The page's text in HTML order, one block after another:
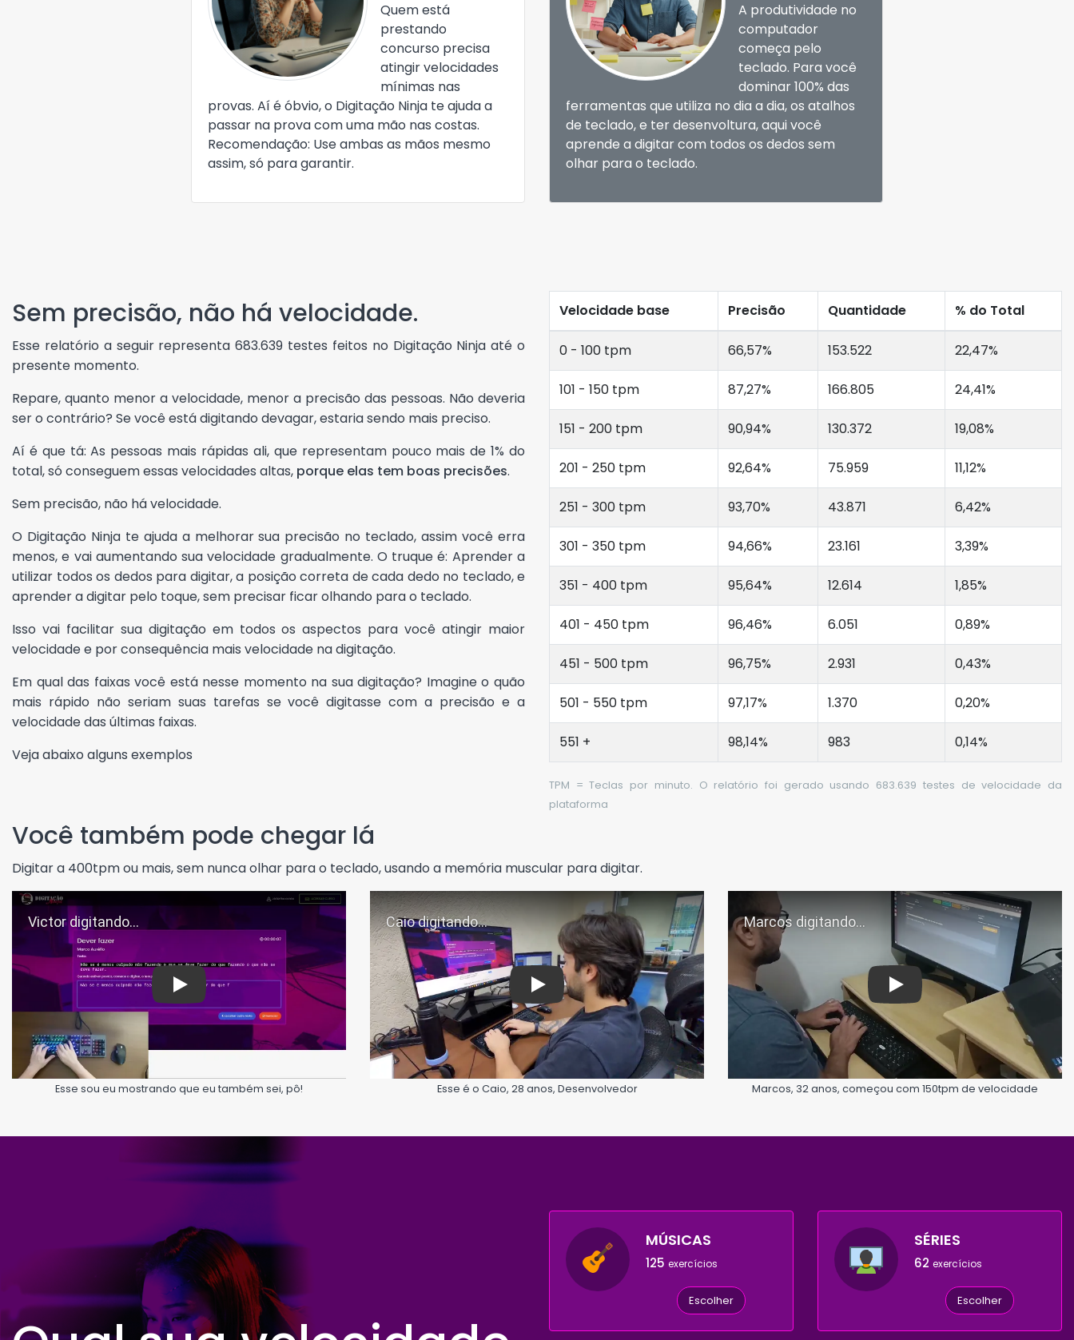
Quem está
prestando
concurso precisa
atingir velocidades
mínimas nas
provas. Aí é óbvio, o Digitação Ninja te ajuda a
passar na prova com uma mão nas costas.
Recomendação: Use ambas as mãos mesmo
assim, só para garantir.
A produtividade no
computador
começa pelo
teclado. Para você
dominar 100% das
ferramentas que utiliza no dia a dia, os atalhos
de teclado, e ter desenvoltura, aqui você
aprende a digitar com todos os dedos sem
olhar para o teclado.
Sem precisão, não há velocidade.
Esse relatório a seguir representa 683.639 testes feitos no Digitação Ninja até o
presente momento.
Repare, quanto menor a velocidade, menor a precisão das pessoas. Não deveria
ser o contrário? Se você está digitando devagar, estaria sendo mais preciso.
Aí é que tá: As pessoas mais rápidas ali, que representam pouco mais de 1% do
total, só conseguem essas velocidades altas, porque elas tem boas precisões.
Sem precisão, não há velocidade.
O Digitação Ninja te ajuda a melhorar sua precisão no teclado, assim você erra
menos, e vai aumentando sua velocidade gradualmente. O truque é: Aprender a
utilizar todos os dedos para digitar, a posição correta de cada dedo no teclado, e
aprender a digitar pelo toque, sem precisar ficar olhando para o teclado.
Isso vai facilitar sua digitação em todos os aspectos para você atingir maior
velocidade e por consequência mais velocidade na digitação.
Em qual das faixas você está nesse momento na sua digitação? Imagine o quão
mais rápido não seriam suas tarefas se você digitasse com a precisão e a
velocidade das últimas faixas.
Veja abaixo alguns exemplos
Velocidade base Precisão Quantidade % do Total
0 - 100 tpm 66,57% 153.522 22,47%
101 - 150 tpm 87,27% 166.805 24,41%
151 - 200 tpm 90,94% 130.372 19,08%
201 - 250 tpm 92,64% 75.959 11,12%
251 - 300 tpm 93,70% 43.871 6,42%
301 - 350 tpm 94,66% 23.161 3,39%
351 - 400 tpm 95,64% 12.614 1,85%
401 - 450 tpm 96,46% 6.051 0,89%
451 - 500 tpm 96,75% 2.931 0,43%
501 - 550 tpm 97,17% 1.370 0,20%
551 + 98,14% 983 0,14%
TPM = Teclas por minuto. O relatório foi gerado usando 683.639 testes de velocidade da
plataforma
Você também pode chegar lá
Digitar a 400tpm ou mais, sem nunca olhar para o teclado, usando a memória muscular para digitar.
Play
Esse sou eu mostrando que eu também sei, pô!
Play
Esse é o Caio, 28 anos, Desenvolvedor
Play
Marcos, 32 anos, começou com 150tpm de velocidade
MÚSICAS
125 exercícios
Escolher
SÉRIES
62 exercícios
Escolher